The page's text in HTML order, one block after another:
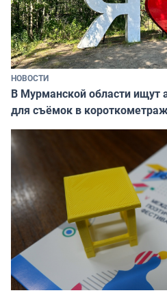
НОВОСТИ
В Мурманской области ищут
для съёмок в